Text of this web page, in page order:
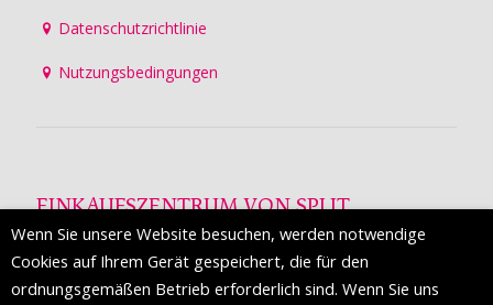
Datenschutzrichtlinie
Nutzungsbedingungen
EINKAUFSZENTRUM VON SPLIT
Die Mall of Split
ist ein prestigeträchtiges Einkaufsziel mit
etwa 200 Einzelhandelsmarken und einer Reihe von
Wenn Sie unsere Website besuchen, werden notwendige
Cookies auf Ihrem Gerät gespeichert, die für den
ordnungsgemäßen Betrieb erforderlich sind. Wenn Sie uns